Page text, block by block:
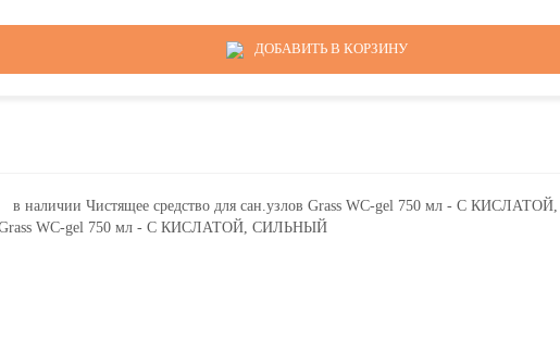
ДОБАВИТЬ В КОРЗИНУ
Grass WC-gel 750 мл - С КИСЛАТОЙ, СИЛЬНЫЙ